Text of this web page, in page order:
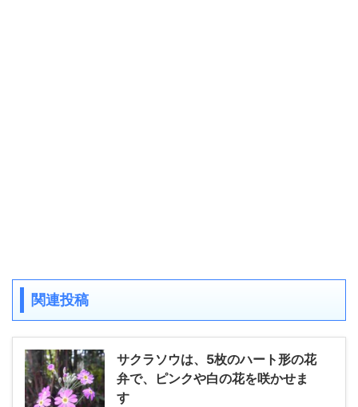
関連投稿
サクラソウは、5枚のハート形の花
弁で、ピンクや白の花を咲かせま
す